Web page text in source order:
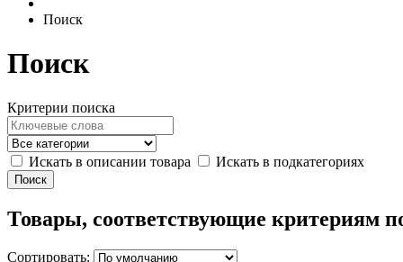
Поиск
Поиск
Критерии поиска
Искать в описании товара Искать в подкатегориях
Товары, соответствующие критериям
Сортировать: